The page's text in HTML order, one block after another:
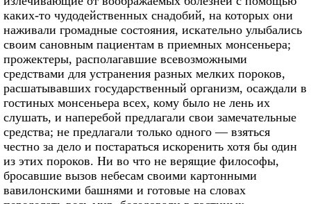
каких-то чудодейственных снадобий, на которых они
наживали громадные состояния, искательно улыбались
своим сановным пациентам в приемных монсеньера;
прожектеры, располагавшие всевозможными
средствами для устранения разных мелких пороков,
расшатывавших государственный организм, осаждали в
гостиных монсеньера всех, кому было не лень их
слушать, и наперебой предлагали свои замечательные
средства; не предлагали только одного — взяться
честно за дело и постараться искоренить хотя бы один
из этих пороков. Ни во что не верящие философы,
бросавшие вызов небесам своими картонными
вавилонскими башнями и готовые на словах